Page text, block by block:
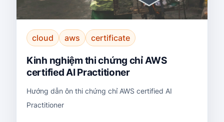
cloud aws certificate
Kinh nghiệm thi chứng chỉ AWS
certified AI Practitioner
Hướng dẫn ôn thi chứng chỉ AWS certified AI
Practitioner